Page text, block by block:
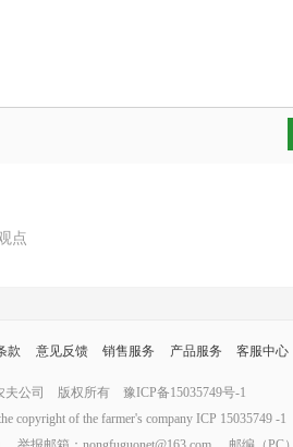
点
款 意见反馈 销售服务 产品服务 客服中心
夫公司 版权所有
豫ICP备15035749号-1
copyright of the farmer's company ICP 15035749 -1